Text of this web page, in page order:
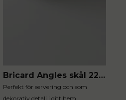
Bricard Angles skål 22.5cm
Perfekt för servering och som
dekorativ detalj i ditt hem.